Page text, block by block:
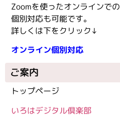
Zoomを使ったオンラインでの
個別対応も可能です。
詳しくは下をクリック↓
オンライン個別対応
ご案内
トップページ
いろはデジタル倶楽部